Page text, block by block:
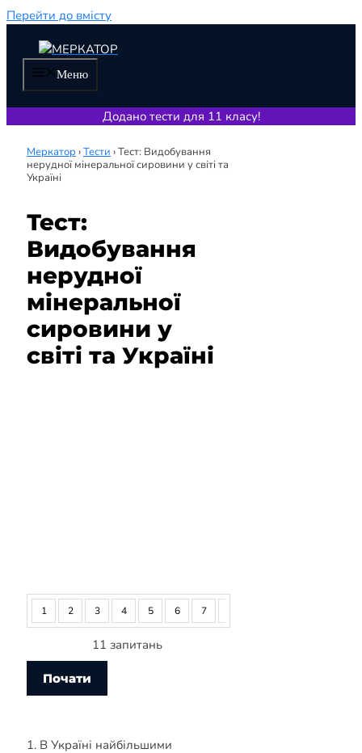
Перейти до вмісту
Меню
Додано тести для 11 класу!
Меркатор ›Тести ›Тест: Видобування
нерудної мінеральної сировини у світі та
Україні
Тест:
Видобування
нерудної
мінеральної
сировини у
світі та Україні
1 2 3 4 5 6 7
11 запитань
1. В Україні найбільшими